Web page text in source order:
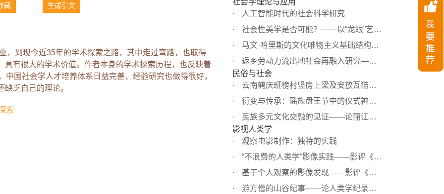
藏 生成引文
，到现今近35年的学术探索之路，其中走过弯路，也取得
有很大的学术价值。作者本身的学术探索历程，也反映着
国社会学人才培养体系日益完善，经验研究也做得很好，
乏自己的理论。
索
人工智能时代的社会科学研究
社会性美学是否可能？——以“龙眼”艺术驻地计划为例
马文·哈里斯的文化唯物主义基础结构决定论述评
返乡劳动力流出地社会再融入研究——基于2014年中国劳动力...
民俗与社会
云南鹤庆班榜村竖房上梁及安放瓦猫仪式的田野调查
衍变与传承：瑶族盘王节中的仪式神像画
民族多元文化交融的见证——论丽江壁画摹本的艺术特征及历...
影视人类学
观察电影制作：独特的实践
“不浪费的人类学”影像实践——影评《金翼山谷的冬至》
基于个人观察的影像发现——影评《宫墙之下》
游方僧的山谷纪事——论人类学纪录片《峡谷纪事》、《雪山...